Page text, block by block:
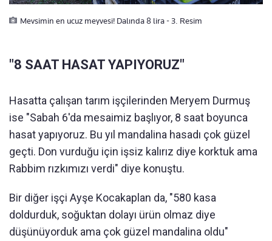
Mevsimin en ucuz meyvesi! Dalında 8 lira - 3. Resim
"8 SAAT HASAT YAPIYORUZ"
Hasatta çalışan tarım işçilerinden Meryem Durmuş
ise "Sabah 6'da mesaimiz başlıyor, 8 saat boyunca
hasat yapıyoruz. Bu yıl mandalina hasadı çok güzel
geçti. Don vurduğu için işsiz kalırız diye korktuk ama
Rabbim rızkımızı verdi" diye konuştu.
Bir diğer işçi Ayşe Kocakaplan da, "580 kasa
doldurduk, soğuktan dolayı ürün olmaz diye
düşünüyorduk ama çok güzel mandalina oldu"